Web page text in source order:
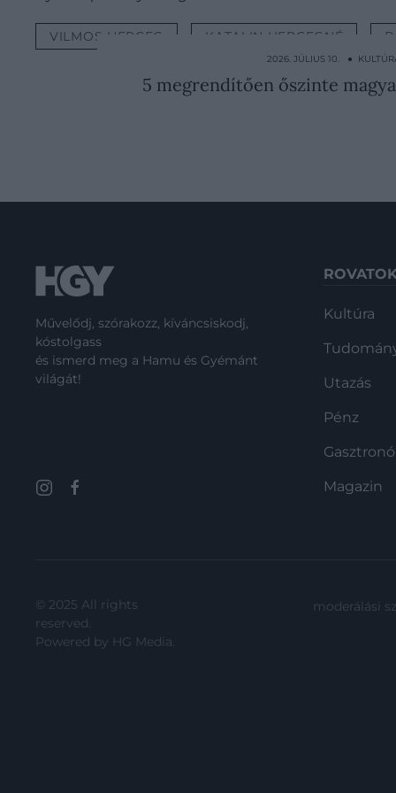
VILMOS HERCEG KATALIN HERCEGNÉ
2026. JÚLIUS 10. ●
5 megrendítően őszinte
Művelődj, szórakozz, kíváncsiskodj,
kóstolgass
és ismerd meg a Hamu és Gyémánt
világát!
Kultúra
Utazás
Pénz
Magazin
© 2025 All rights
reserved.
Powered by HG Media.
moderálási